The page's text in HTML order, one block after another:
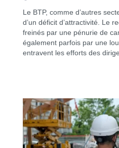
Le BTP, comme d’autres
d’un déficit d’attractivité. Le
freinés par une pénurie de
également parfois par une
entravent les efforts des